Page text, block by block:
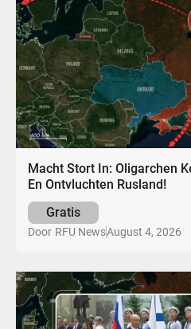
Macht Stort In: Oligarchen
En Ontvluchten Rusland!
Gratis
Door RFU NewsAugust 4, 2026